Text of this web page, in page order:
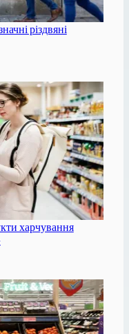
різдвяні
харчування